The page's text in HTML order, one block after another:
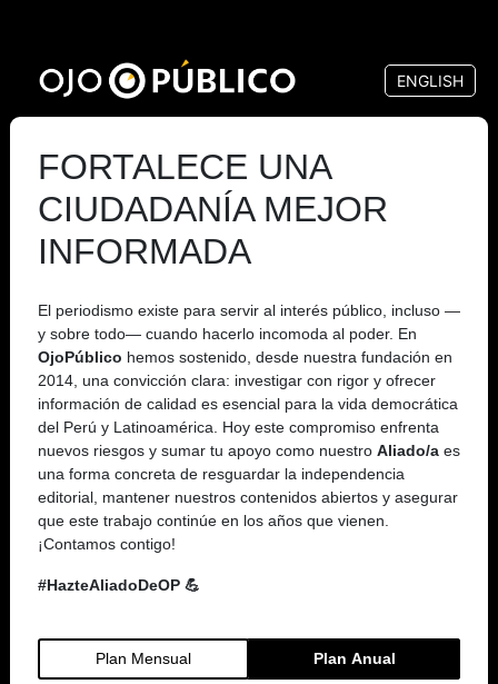
contenido
principal
ENGLISH
FORTALECE UNA
CIUDADANÍA MEJOR
INFORMADA
El periodismo existe para servir al interés público, incluso —
y sobre todo— cuando hacerlo incomoda al poder. En
OjoPúblico hemos sostenido, desde nuestra fundación en
2014, una convicción clara: investigar con rigor y ofrecer
información de calidad es esencial para la vida democrática
del Perú y Latinoamérica. Hoy este compromiso enfrenta
nuevos riesgos y sumar tu apoyo como nuestro Aliado/a es
una forma concreta de resguardar la independencia
editorial, mantener nuestros contenidos abiertos y asegurar
que este trabajo continúe en los años que vienen.
¡Contamos contigo!
#HazteAliadoDeOP 💪
Plan Mensual Plan Anual